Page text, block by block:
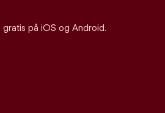
på iOS og Android.